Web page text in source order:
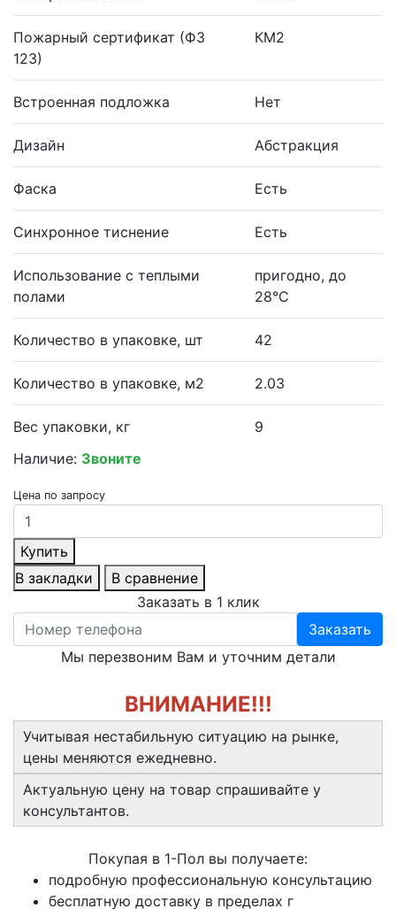
Пожарный сертификат (ФЗ
123)
КМ2
Встроенная подложка Нет
Дизайн Абстракция
Фаска Есть
Синхронное тиснение Есть
Использование с теплыми
полами
пригодно, до
28°С
Количество в упаковке, шт 42
Количество в упаковке, м2 2.03
Вес упаковки, кг
9
Наличие: Звоните
Цена по запросу
Купить
В закладки
В сравнение
Заказать в 1 клик
Заказать
Мы перезвоним Вам и уточним детали
ВНИМАНИЕ!!!
Учитывая нестабильную ситуацию на рынке,
цены меняются ежедневно.
Актуальную цену на товар спрашивайте у
консультантов.
Покупая в 1-Пол вы получаете:
подробную профессиональную консультацию
бесплатную доставку в пределах г